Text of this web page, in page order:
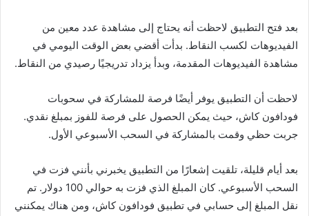
بعد فتح التطبيق لاحظت أنه يحتاج إلى مشاهدة عدد معين من
الفيديوهات لكسب النقاط. بدأت أقضي بعض الوقت اليومي في
مشاهدة الفيديوهات المقدمة، وبدأ يزداد تدريجيًا رصيدي من النقاط.
لاحظت أن التطبيق يوفر أيضًا فرصة للمشاركة في سحوبات
فودافون كاش، حيث يمكن الحصول على فرصة للفوز بمبلغ نقدي.
جربت حظي وقمت بالمشاركة في السحب الأسبوعي الأول.
بعد أيام قليلة، تلقيت إشعارًا من التطبيق يخبرني بأنني فزت في
السحب الأسبوعي. كان المبلغ الذي فزت به حوالي 100 دولار. تم
نقل المبلغ إلى حسابي في تطبيق فودافون كاش، ومن هناك يمكنني